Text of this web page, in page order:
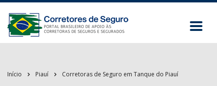
Início Piauí Corretoras de Seguro em Tanque do Piauí